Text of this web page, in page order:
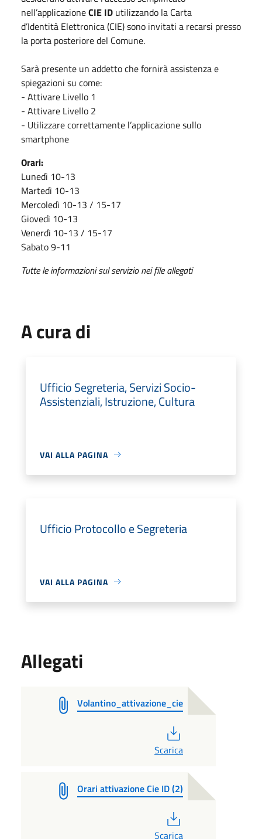
nell’applicazioneCIE ID utilizzando la Carta
d’Identità Elettronica (CIE) sono invitati a recarsi presso
la porta posteriore del Comune.
Sarà presente un addetto che fornirà assistenza e
spiegazioni su come:
- Attivare Livello 1
- Attivare Livello 2
- Utilizzare correttamente l’applicazione sullo
smartphone
Orari:
Lunedì 10-13
Martedì 10-13
Mercoledì 10-13 / 15-17
Giovedì 10-13
Venerdì 10-13 / 15-17
Sabato 9-11
Tutte le informazioni sul servizio nei file allegati
A cura di
Ufficio Segreteria, Servizi Socio-
Assistenziali, Istruzione, Cultura
VAI ALLA PAGINA
Ufficio Protocollo e Segreteria
VAI ALLA PAGINA
Allegati
Volantino_attivazione_cie
Scarica
Orari attivazione Cie ID (2)
Scarica